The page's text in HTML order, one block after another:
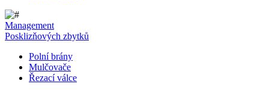
Management
Posklizňových zbytků
Polní brány
Mulčovače
Řezací válce